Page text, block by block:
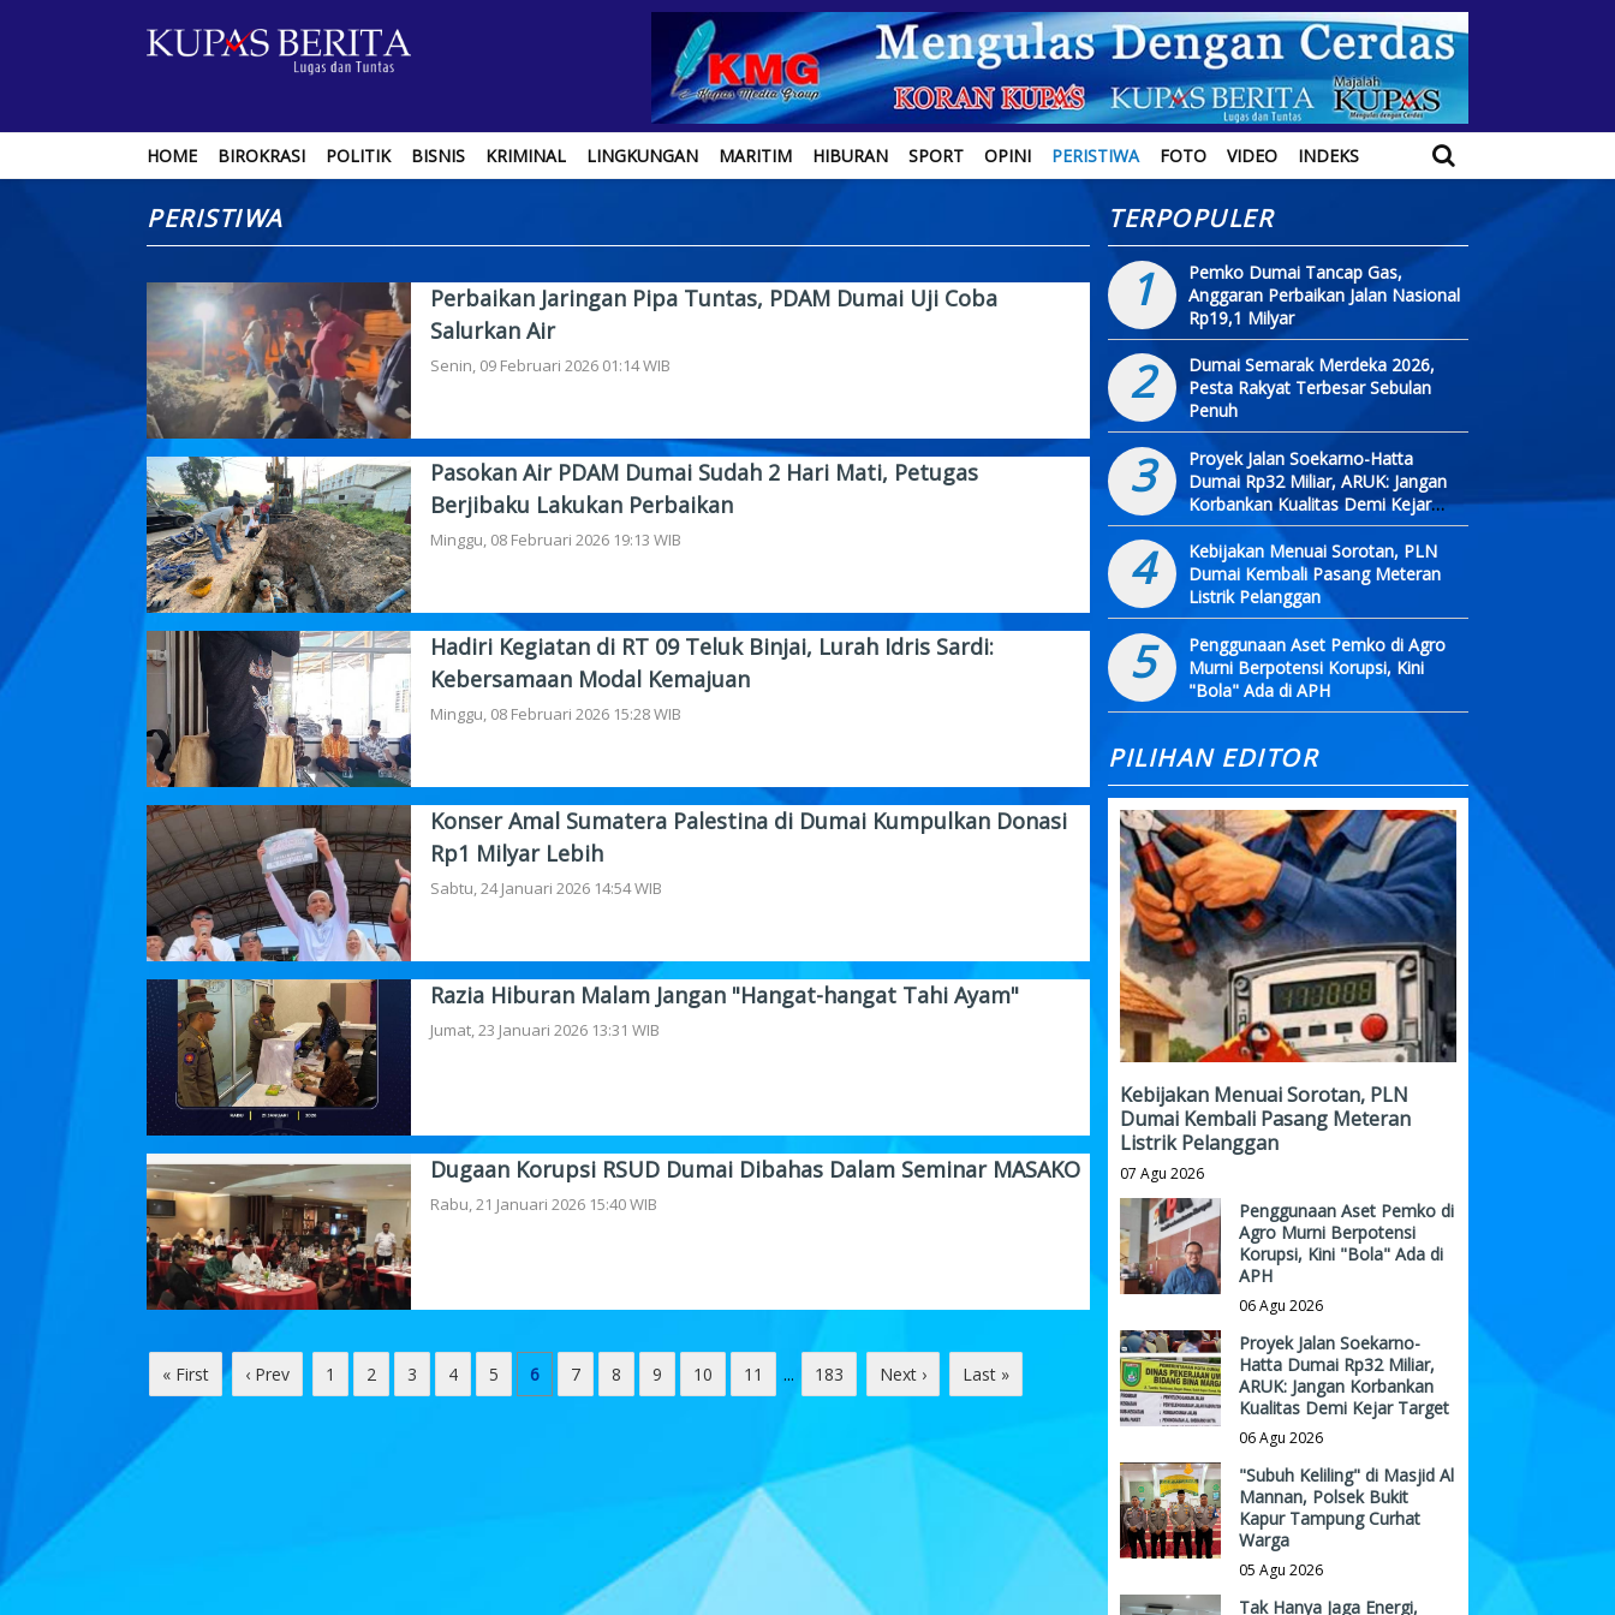
HOME BIROKRASI POLITIK BISNIS KRIMINAL LINGKUNGAN MARITIM HIBURAN SPORT OPINI PERISTIWA FOTO VIDEO INDEKS
PERISTIWA
Perbaikan Jaringan Pipa Tuntas, PDAM Dumai Uji Coba
Salurkan Air
Senin, 09 Februari 2026 01:14 WIB
Pasokan Air PDAM Dumai Sudah 2 Hari Mati, Petugas
Berjibaku Lakukan Perbaikan
Minggu, 08 Februari 2026 19:13 WIB
Hadiri Kegiatan di RT 09 Teluk Binjai, Lurah Idris Sardi:
Kebersamaan Modal Kemajuan
Minggu, 08 Februari 2026 15:28 WIB
Konser Amal Sumatera Palestina di Dumai Kumpulkan Donasi
Rp1 Milyar Lebih
Sabtu, 24 Januari 2026 14:54 WIB
Razia Hiburan Malam Jangan "Hangat-hangat Tahi Ayam"
Jumat, 23 Januari 2026 13:31 WIB
Dugaan Korupsi RSUD Dumai Dibahas Dalam Seminar MASAKO
Rabu, 21 Januari 2026 15:40 WIB
« First ‹ Prev 1 2 3 4 5 6 7 8 9 10 11 ... 183 Next › Last »
TERPOPULER
1
Pemko Dumai Tancap Gas,
Anggaran Perbaikan Jalan Nasional
Rp19,1 Milyar
2
Dumai Semarak Merdeka 2026,
Pesta Rakyat Terbesar Sebulan
Penuh
3
Proyek Jalan Soekarno-Hatta
Dumai Rp32 Miliar, ARUK: Jangan
Korbankan Kualitas Demi Kejar
Target
4
Kebijakan Menuai Sorotan, PLN
Dumai Kembali Pasang Meteran
Listrik Pelanggan
5
Penggunaan Aset Pemko di Agro
Murni Berpotensi Korupsi, Kini
"Bola" Ada di APH
PILIHAN EDITOR
Kebijakan Menuai Sorotan, PLN
Dumai Kembali Pasang Meteran
Listrik Pelanggan
07 Agu 2026
Penggunaan Aset Pemko di
Agro Murni Berpotensi
Korupsi, Kini "Bola" Ada di
APH
06 Agu 2026
Proyek Jalan Soekarno-
Hatta Dumai Rp32 Miliar,
ARUK: Jangan Korbankan
Kualitas Demi Kejar Target
06 Agu 2026
"Subuh Keliling" di Masjid Al
Mannan, Polsek Bukit
Kapur Tampung Curhat
Warga
05 Agu 2026
Tak Hanya Jaga Energi,